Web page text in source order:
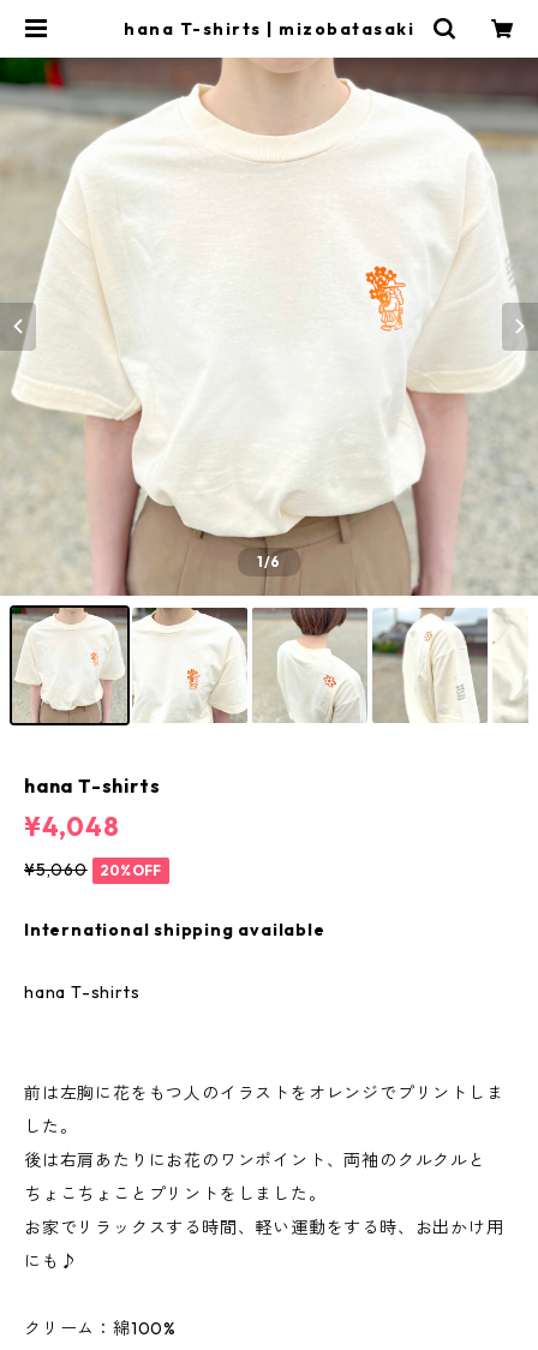
hana T-shirts | mizobatasaki
1/6
hana T-shirts
¥4,048
¥5,060 20%OFF
International shipping available
hana T-shirts
前は左胸に花をもつ人のイラストをオレンジでプリントしま
した。
後は右肩あたりにお花のワンポイント、両袖のクルクルと
ちょこちょことプリントをしました。
お家でリラックスする時間、軽い運動をする時、お出かけ用
にも♪
クリーム：綿100%